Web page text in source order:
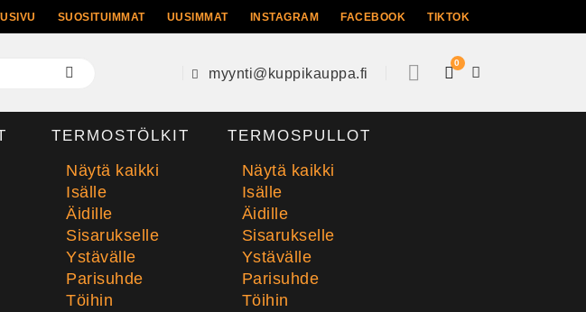
SUOSITUIMMAT UUSIMMAT INSTAGRAM FACEBOOK TIKTOK
myynti@kuppikauppa.fi
0
TERMOSTÖLKIT
Näytä kaikki
Isälle
Äidille
Sisarukselle
Ystävälle
Parisuhde
Töihin
TERMOSPULLOT
Näytä kaikki
Isälle
Äidille
Sisarukselle
Ystävälle
Parisuhde
Töihin